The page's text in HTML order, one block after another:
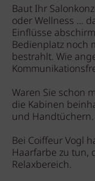
Baut Ihr
oder Wellness …
Einflüsse
Bedienplatz noch
bestrahlt. Wie
Waren Sie schon
die Kabinen
und Handtüchern.
Bei Coiffeur Vogl
Haarfarbe zu tun,
Relaxbereich.